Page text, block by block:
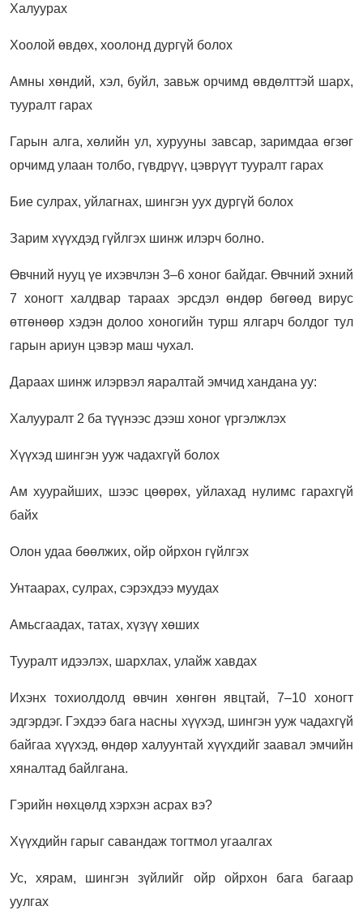
Халуурах
Хоолой өвдөх, хоолонд дургүй болох
Амны хөндий, хэл, буйл, завьж орчимд өвдөлттэй шарх,
тууралт гарах
Гарын алга, хөлийн ул, хурууны завсар, заримдаа өгзөг
орчимд улаан толбо, гүвдрүү, цэврүүт тууралт гарах
Бие сулрах, уйлагнах, шингэн уух дургүй болох
Зарим хүүхдэд гүйлгэх шинж илэрч болно.
Өвчний нууц үе ихэвчлэн 3–6 хоног байдаг. Өвчний эхний
7 хоногт халдвар тараах эрсдэл өндөр бөгөөд вирус
өтгөнөөр хэдэн долоо хоногийн турш ялгарч болдог тул
гарын ариун цэвэр маш чухал.
Дараах шинж илэрвэл яаралтай эмчид хандана уу:
Халууралт 2 ба түүнээс дээш хоног үргэлжлэх
Хүүхэд шингэн ууж чадахгүй болох
Ам хуурайших, шээс цөөрөх, уйлахад нулимс гарахгүй
байх
Олон удаа бөөлжих, ойр ойрхон гүйлгэх
Унтаарах, сулрах, сэрэхдээ муудах
Амьсгаадах, татах, хүзүү хөших
Тууралт идээлэх, шархлах, улайж хавдах
Ихэнх тохиолдолд өвчин хөнгөн явцтай, 7–10 хоногт
эдгэрдэг. Гэхдээ бага насны хүүхэд, шингэн ууж чадахгүй
байгаа хүүхэд, өндөр халуунтай хүүхдийг заавал эмчийн
хяналтад байлгана.
Гэрийн нөхцөлд хэрхэн асрах вэ?
Хүүхдийн гарыг савандаж тогтмол угаалгах
Ус, хярам, шингэн зүйлийг ойр ойрхон бага багаар
уулгах